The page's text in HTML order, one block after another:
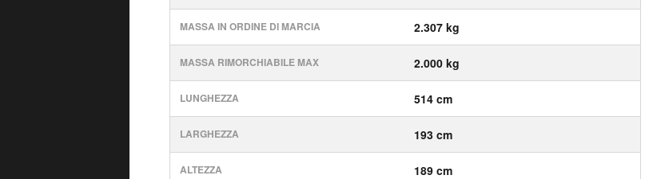
MASSA IN ORDINE DI MARCIA 2.307 kg
MASSA RIMORCHIABILE MAX 2.000 kg
LUNGHEZZA 514 cm
LARGHEZZA 193 cm
ALTEZZA 189 cm